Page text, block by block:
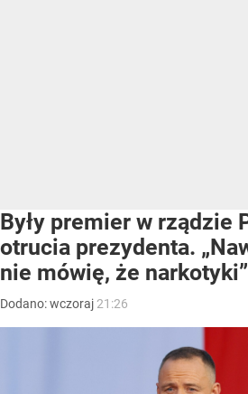
Były premier w rządzie
otrucia prezydenta.
nie mówię, że narkotyki”
Dodano:wczoraj 21:26